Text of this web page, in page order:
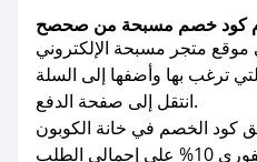
كود خصم مسبحة من صحصح
انتقل إلى صفحة الدفع.